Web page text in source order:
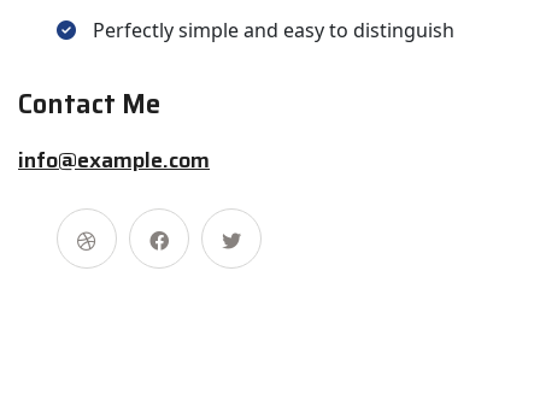
Perfectly simple and easy to distinguish
Contact Me
info@example.com